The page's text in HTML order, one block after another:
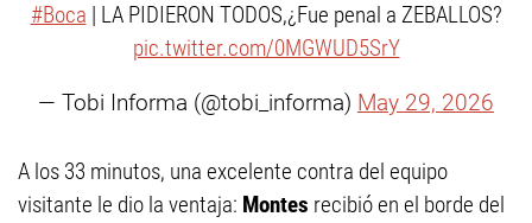
#Boca | LA PIDIERON TODOS,¿Fue penal a ZEBALLOS?
pic.twitter.com/0MGWUD5SrY
— Tobi Informa (@tobi_informa) May 29, 2026
A los 33 minutos, una excelente contra del equipo
visitante le dio la ventaja: Montes recibió en el borde del